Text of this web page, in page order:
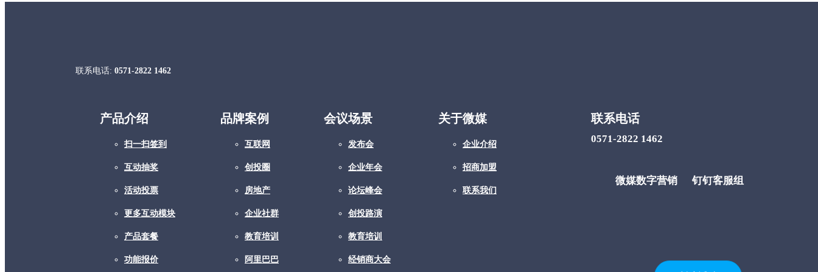
联系电话: 0571-2822 1462
产品介绍
扫一扫签到
互动抽奖
活动投票
更多互动模块
产品套餐
功能报价
品牌案例
互联网
创投圈
房地产
企业社群
教育培训
阿里巴巴
会议场景
发布会
企业年会
论坛峰会
创投路演
教育培训
经销商大会
关于微媒
企业介绍
招商加盟
联系我们
联系电话
0571-2822 1462
微媒数字营销 钉钉客服组